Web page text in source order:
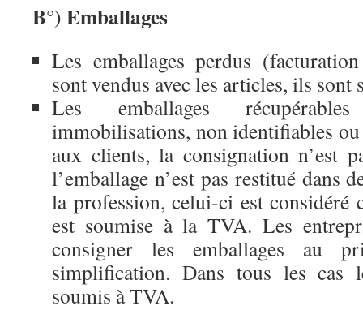
B°) Emballages
Les emballages perdus
sont vendus avec les articles, ils sont
Les emballages
immobilisations, non identifiables ou
aux clients, la consignation n’est
l’emballage n’est pas restitué dans
la profession, celui-ci est considéré
est soumise à la TVA. Les
consigner les emballages
simplification. Dans tous les cas
soumis à TVA.